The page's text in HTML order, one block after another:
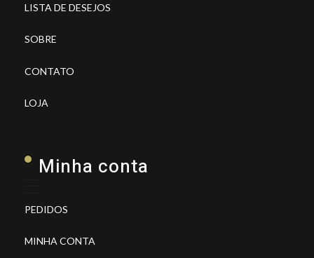
LISTA DE DESEJOS
SOBRE
CONTATO
LOJA
Minha conta
PEDIDOS
MINHA CONTA